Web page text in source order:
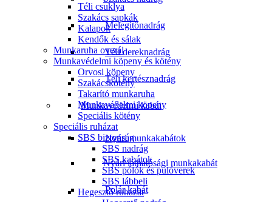
Melegítőnadrág
Téli dereknadrág
Téli kertésznadrág
Munkavédelmi kabát
Nyári munkakabátok
Nyári láthatósági munkakabát
Polár kabát
Téli csuklya
Szakács sapkák
Kalapok
Kendők és sálak
Munkaruha overál
Munkavédelmi köpeny és kötény
Orvosi köpeny
Szakácskötény
Takarító munkaruha
Munkavédelmi köpeny
Speciális kötény
Speciális ruházat
SBS biztonság
SBS nadrág
SBS kabátok
SBS pólók és pulóverek
SBS lábbeli
Hegesztő ruházat